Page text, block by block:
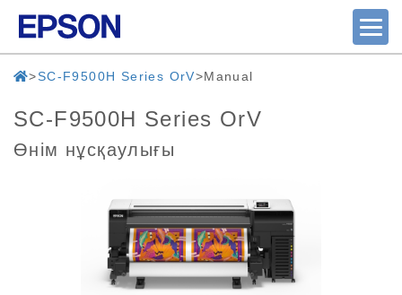
SC-F9500H Series OrV Manual
SC-F9500H Series OrV
Өнім нұсқаулығы